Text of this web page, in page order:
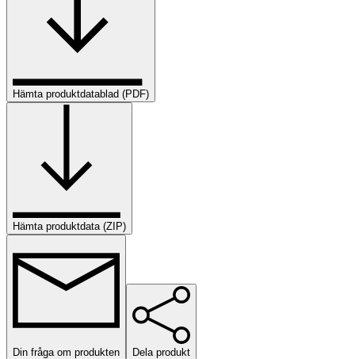
Hämta produktdatablad (PDF)
Hämta produktdata (ZIP)
Din fråga om produkten Dela produkt